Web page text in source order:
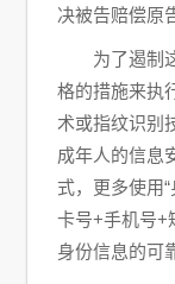
决被告赔偿原
为了遏制
格的措施来执
术或指纹识别
成年人的信息
式，更多使用
卡号+手机号+
身份信息的可